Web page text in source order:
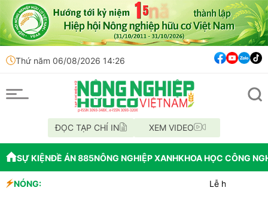
Thứ năm 06/08/2026 14:26
ĐỌC TẠP CHÍ IN XEM VIDEO
SỰ KIỆNĐỀ ÁN 885NÔNG NGHIỆP XANHKHOA HỌC CÔNG
NÓNG:
Lễ hội Sầu riêng Đắk